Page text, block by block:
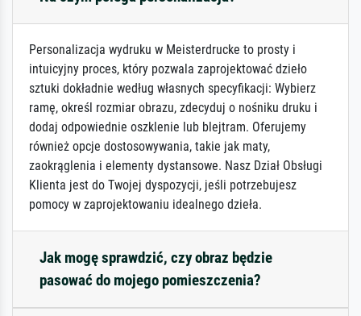
Personalizacja wydruku w Meisterdrucke to prosty i
intuicyjny proces, który pozwala zaprojektować dzieło
sztuki dokładnie według własnych specyfikacji: Wybierz
ramę, określ rozmiar obrazu, zdecyduj o nośniku druku i
dodaj odpowiednie oszklenie lub blejtram. Oferujemy
również opcje dostosowywania, takie jak maty,
zaokrąglenia i elementy dystansowe. Nasz Dział Obsługi
Klienta jest do Twojej dyspozycji, jeśli potrzebujesz
pomocy w zaprojektowaniu idealnego dzieła.
Jak mogę sprawdzić, czy obraz będzie
pasować do mojego pomieszczenia?